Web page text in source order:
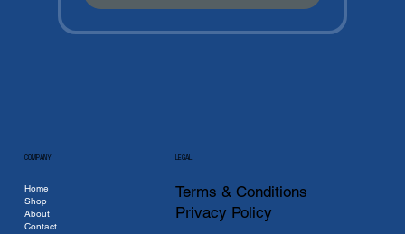
COMPANY
Home
Shop
About
Contact
LEGAL
Terms & Conditions
Privacy Policy